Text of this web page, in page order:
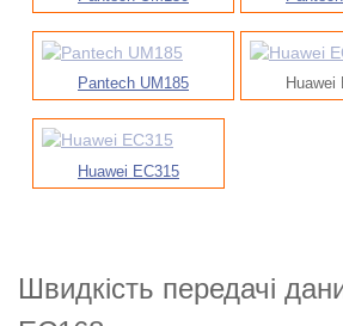
Pantech UM185 Huawei
Huawei EC315
Швидкість передачі